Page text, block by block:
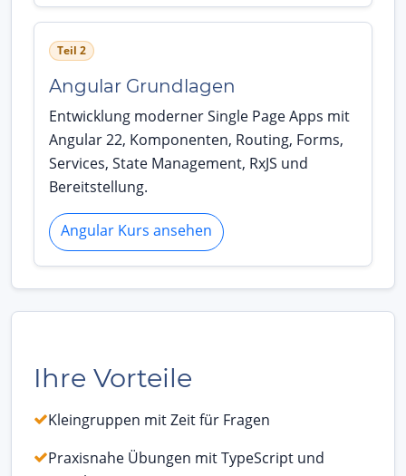
Teil 2
Angular Grundlagen
Entwicklung moderner Single Page Apps mit
Angular 22, Komponenten, Routing, Forms,
Services, State Management, RxJS und
Bereitstellung.
Angular Kurs ansehen
Ihre Vorteile
Kleingruppen mit Zeit für Fragen
Praxisnahe Übungen mit TypeScript und